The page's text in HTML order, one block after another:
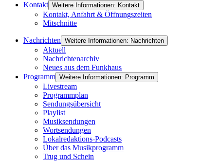
Kontakt Weitere Informationen: Kontakt
Kontakt, Anfahrt & Öffnungszeiten
Mitschnitte
Nachrichten Weitere Informationen: Nachrichten
Aktuell
Nachrichtenarchiv
Neues aus dem Funkhaus
Programm Weitere Informationen: Programm
Livestream
Programmplan
Sendungsübersicht
Playlist
Musiksendungen
Wortsendungen
Lokalredaktions-Podcasts
Über das Musikprogramm
Trug und Schein